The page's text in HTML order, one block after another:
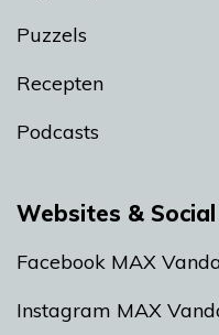
Puzzels
Recepten
Podcasts
Websites & Social
Facebook MAX
Instagram MAX